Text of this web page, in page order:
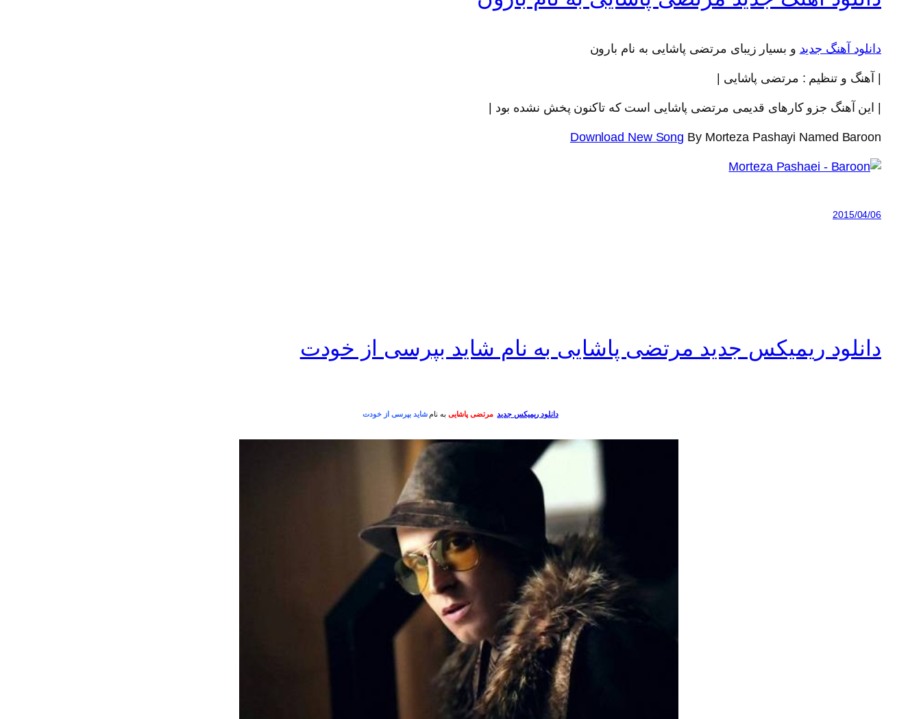
دانلود آهنگ جدید و بسیار زیبای مرتضی پاشایی به نام بارون
| آهنگ و تنظیم : مرتضی پاشایی |
| این آهنگ جزو کارهای قدیمی مرتضی پاشایی است که تاکنون پخش نشده بود |
Download New Song By Morteza Pashayi Named Baroon
2015/04/06
دانلود ریمیکس جدید مرتضی پاشایی به نام شاید بپرسی از خودت
دانلود ریمیکس جدید مرتضی پاشایی به نامشاید بپرسی از خودت